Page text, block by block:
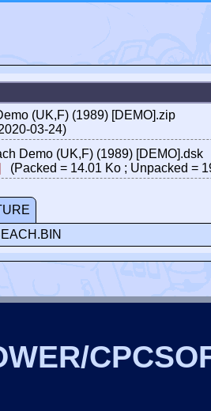
(UK,F) (1989) [DEMO].zip
03-24)
Demo (UK,F) (1989) [DEMO].dsk
(Packed = 14.01 Ko ; Unpacked =